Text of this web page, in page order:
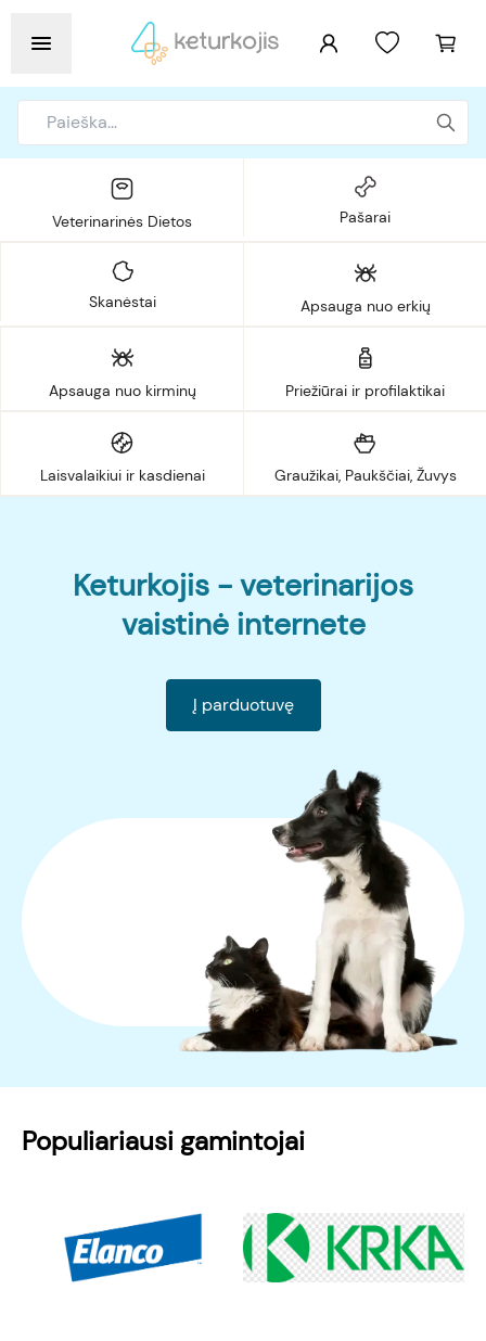
Veterinarinės Dietos Pašarai
Skanėstai Apsauga nuo erkių
Apsauga nuo kirminų Priežiūrai ir profilaktikai
Laisvalaikiui ir kasdienai Graužikai, Paukščiai, Žuvys
Keturkojis - veterinarijos
vaistinė internete
Į parduotuvę
Populiariausi gamintojai